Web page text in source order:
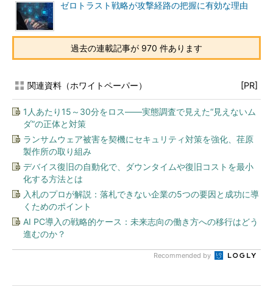
ゼロトラスト戦略が攻撃経路の把握に有効な理由
過去の連載記事が 970 件あります
関連資料（ホワイトペーパー） [PR]
1人あたり15～30分をロス――実態調査で見えた“見えないム
ダ”の正体と対策
ランサムウェア被害を契機にセキュリティ対策を強化、荏原
製作所の取り組み
デバイス復旧の自動化で、ダウンタイムや復旧コストを最小
化する方法とは
入札のプロが解説：落札できない企業の5つの要因と成功に導
くためのポイント
AI PC導入の戦略的ケース：未来志向の働き方への移行はどう
進むのか？
Recommended by